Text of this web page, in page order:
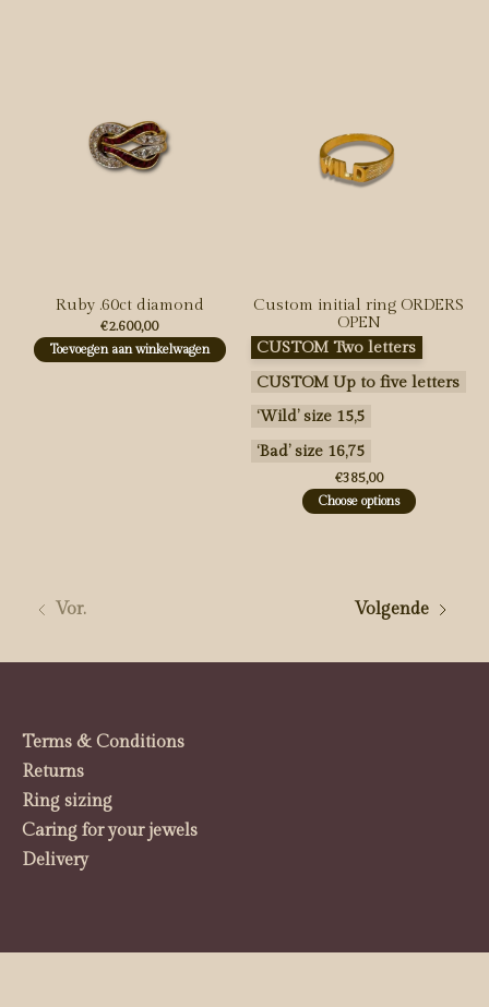
Ruby .60ct diamond
€2.600,00
Toevoegen aan winkelwagen
Custom initial ring ORDERS
OPEN
Maak een keuze:*
CUSTOM Two letters
CUSTOM Up to five letters
‘Wild’ size 15,5
‘Bad’ size 16,75
€385,00
Choose options
Vor. Volgende
Terms & Conditions
Returns
Ring sizing
Caring for your jewels
Delivery